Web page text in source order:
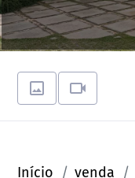
Início venda